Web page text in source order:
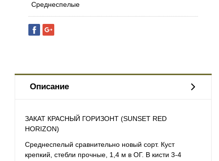
Среднеспелые
Описание
ЗАКАТ КРАСНЫЙ ГОРИЗОНТ (SUNSET RED
HORIZON)
Среднеспелый сравнительно новый сорт. Куст
крепкий, стебли прочные, 1,4 м в ОГ. В кисти 3-4